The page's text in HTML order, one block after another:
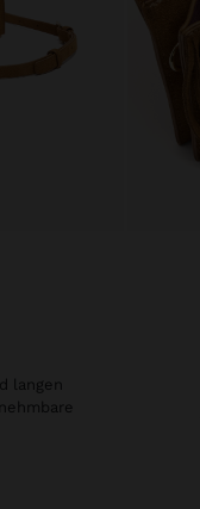
langen